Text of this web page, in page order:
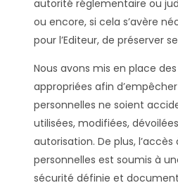
autorité réglementaire ou
ou encore, si cela s’avère
pour l’Editeur, de préserver
Nous avons mis en place
appropriées afin
personnelles ne soient
utilisées, modifiées,
autorisation. De plus,
personnelles est soumis à
sécurité définie et